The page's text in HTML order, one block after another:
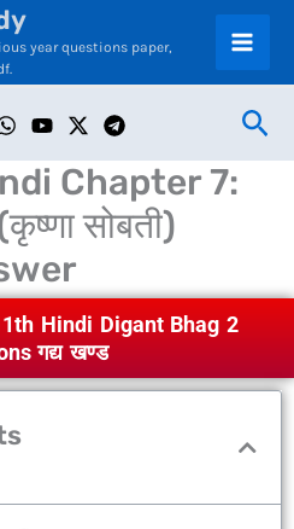
year questions paper,
Chapter 7:
सोबती)
Hindi Digant Bhag 2
गद्य खण्ड